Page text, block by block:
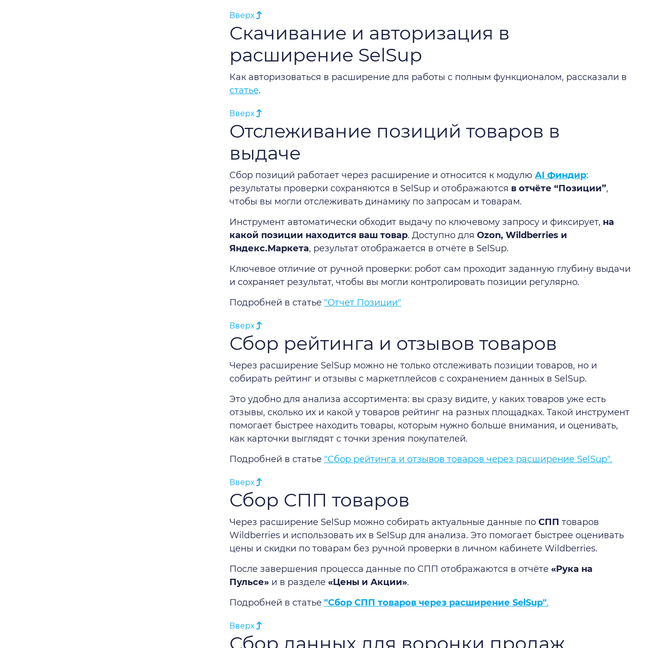
Вверх
Скачивание и авторизация в
расширение SelSup
Как авторизоваться в расширение для работы с полным функционалом, рассказали в
статье.
Вверх
Отслеживание позиций товаров в
выдаче
Сбор позиций работает через расширение и относится к модулю AI Финдир:
результаты проверки сохраняются в SelSup и отображаются в отчёте “Позиции”,
чтобы вы могли отслеживать динамику по запросам и товарам.
Инструмент автоматически обходит выдачу по ключевому запросу и фиксирует, на
какой позиции находится ваш товар. Доступно для Ozon, Wildberries и
Яндекс.Маркета, результат отображается в отчёте в SelSup.
Ключевое отличие от ручной проверки: робот сам проходит заданную глубину выдачи
и сохраняет результат, чтобы вы могли контролировать позиции регулярно.
Подробней в статье "Отчет Позиции"
Вверх
Сбор рейтинга и отзывов товаров
Через расширение SelSup можно не только отслеживать позиции товаров, но и
собирать рейтинг и отзывы с маркетплейсов с сохранением данных в SelSup.
Это удобно для анализа ассортимента: вы сразу видите, у каких товаров уже есть
отзывы, сколько их и какой у товаров рейтинг на разных площадках. Такой инструмент
помогает быстрее находить товары, которым нужно больше внимания, и оценивать,
как карточки выглядят с точки зрения покупателей.
Подробней в статье "Сбор рейтинга и отзывов товаров через расширение SelSup".
Вверх
Сбор СПП товаров
Через расширение SelSup можно собирать актуальные данные по СПП товаров
Wildberries и использовать их в SelSup для анализа. Это помогает быстрее оценивать
цены и скидки по товарам без ручной проверки в личном кабинете Wildberries.
После завершения процесса данные по СПП отображаются в отчёте «Рука на
Пульсе» и в разделе «Цены и Акции».
Подробней в статье "Сбор СПП товаров через расширение SelSup".
Вверх
Сбор данных для воронки продаж